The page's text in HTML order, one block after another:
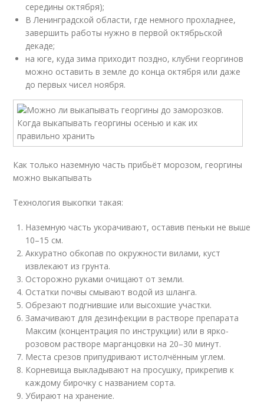
середины октября);
В Ленинградской области, где немного прохладнее,
завершить работы нужно в первой октябрьской
декаде;
на юге, куда зима приходит поздно, клубни георгинов
можно оставить в земле до конца октября или даже
до первых чисел ноября.
Как только наземную часть прибьёт морозом, георгины
можно выкапывать
Технология выкопки такая:
Наземную часть укорачивают, оставив пеньки не выше
10–15 см.
Аккуратно обкопав по окружности вилами, куст
извлекают из грунта.
Осторожно руками очищают от земли.
Остатки почвы смывают водой из шланга.
Обрезают подгнившие или высохшие участки.
Замачивают для дезинфекции в растворе препарата
Максим (концентрация по инструкции) или в ярко-
розовом растворе марганцовки на 20–30 минут.
Места срезов припудривают истолчённым углем.
Корневища выкладывают на просушку, прикрепив к
каждому бирочку с названием сорта.
Убирают на хранение.